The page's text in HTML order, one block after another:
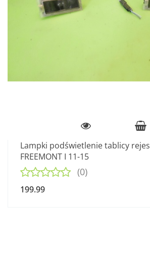
Lampki podświetlenie tablicy
FREEMONT I 11-15
(0)
199.99